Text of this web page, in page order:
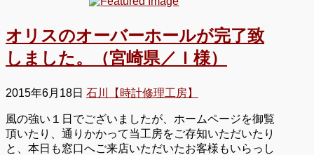
オリスのオーバーホールが完了致
しました。（宮崎県／Ｉ様）
2015年6月18日 石川【時計修理工房】
風の強い１日でございましたが、ホームページを御覧
頂いたり、通りかかって当工房をご存知いただいたり
と、本日も窓口へご来店いただいたお客様もいらっし